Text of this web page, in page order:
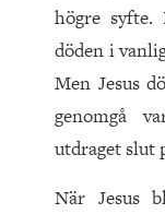
högre syfte.
döden i
Men Jesus
genomgå
utdraget slut
När Jesus